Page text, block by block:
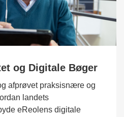
og Digitale Bøger
afprøvet praksisnære og
landets
eReolens digitale